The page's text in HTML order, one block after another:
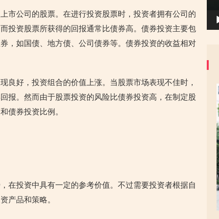
市公司的股票。在进行投资股票时，投资者拥有公司的
投资股票所获得的回报通常比债券高。债券投资主要包
，如国债、地方债、公司债券等。债券投资的收益相对
良好，投资组合的价值上涨。当股票市场表现不佳时，
报。然而由于股票投资的风险比债券投资高，在制定股
债券投资比例。
在投资中具有一定的参考价值。不过需要投资者根据自
产品和策略。